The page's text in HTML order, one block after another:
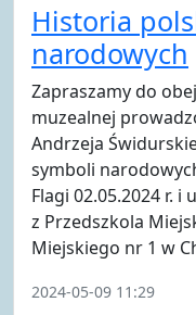
Historia
narodowych
Zapraszamy do
muzealnej
Andrzeja
symboli
Flagi 02.05.2024 r. i
z Przedszkola
Miejskiego nr 1 w
2024-05-09 11:29